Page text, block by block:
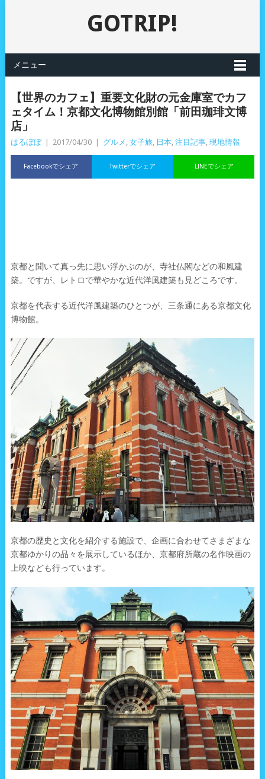
GOTRIP!
メニュー
【世界のカフェ】重要文化財の元金庫室でカフ
ェタイム！京都文化博物館別館「前田珈琲文博
店」
はるぼぼ 2017/04/30 グルメ , 女子旅, 日本, 注目記事, 現地情報
Facebookでシェア LINEでシェア
Twitterでシェア
京都と聞いて真っ先に思い浮かぶのが、寺社仏閣などの和風建
築。ですが、レトロで華やかな近代洋風建築も見どころです。
京都を代表する近代洋風建築のひとつが、三条通にある京都文化
博物館。
京都の歴史と文化を紹介する施設で、企画に合わせてさまざまな
京都ゆかりの品々を展示しているほか、京都府所蔵の名作映画の
上映なども行っています。